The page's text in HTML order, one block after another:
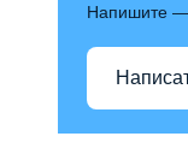
Напишите